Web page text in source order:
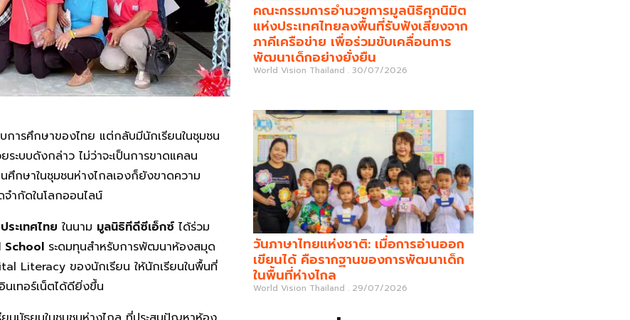
การศึกษาของไทย แต่กลับมีนักเรียนในชุมชน
ะบบดังกล่าว ไม่ว่าจะเป็นการขาดแคลน
กษาในชุมชนห่างไกลเองก็ยังขาดความ
ำกัดในโลกออนไลน์
ระเทศไทย ในนาม มูลนิธิทีดีซีเอ็กซ์ ได้ร่วม
School ระดมทุนสำหรับการพัฒนาห้องสมุด
Literacy ของนักเรียน ให้นักเรียนในพื้นที่
นเทอร์เน็ตได้ดียิ่งขึ้น
คณะกรรมการอำนวยการมูลนิธิศุภนิมิต
แห่งประเทศไทยลงพื้นที่รับฟังเสียงจาก
ภาคีเครือข่าย เพื่อร่วมขับเคลื่อนการ
พัฒนาเด็กอย่างยั่งยืน
World Vision Thailand 30/07/2026
วันภาษาไทยแห่งชาติ: เมื่อการอ่านออก
เขียนได้ คือรากฐานของการพัฒนาเด็ก
ในพื้นที่ห่างไกล
World Vision Thailand 29/07/2026